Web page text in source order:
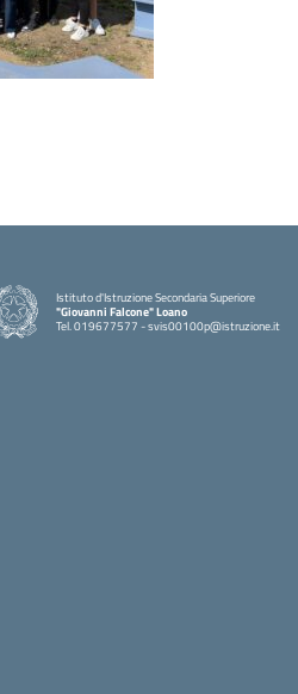
Istituto d'Istruzione Secondaria Superiore
"Giovanni Falcone" Loano
Tel. 019677577 - svis00100p@istruzione.it
— Visita la pagina iniziale della scuola